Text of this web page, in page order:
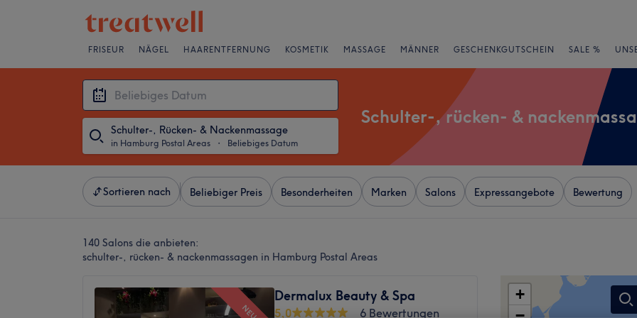
FRISEUR NÄGEL HAARENTFERNUNG KOSMETIK MASSAGE MÄNNER GESCHENKGUTSCHEIN SALE %
Schulter-, Rücken- & Nackenmassage
in Hamburg Postal Areas ・ Beliebiges Datum
Schulter-, rücken- &
Sortieren nach Beliebiger Preis Besonderheiten Marken Salons Expressangebote Bewertung
140 Salons die anbieten:
schulter-, rücken- & nackenmassagen in Hamburg Postal Areas
NEU
Dermalux Beauty & Spa
5,0
6 Bewertungen
+